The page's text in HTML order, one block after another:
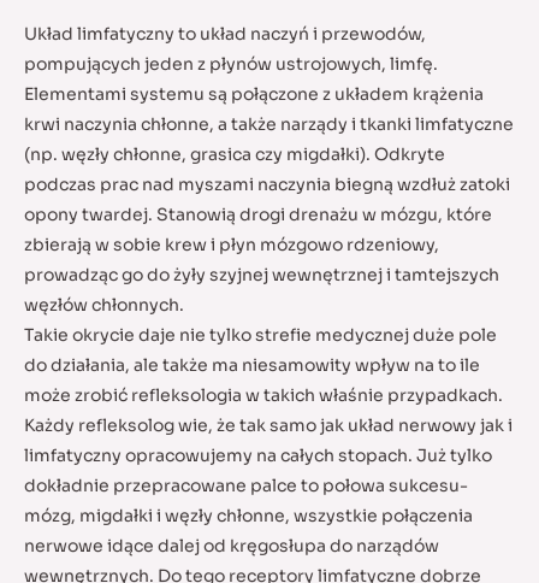
Układ limfatyczny to układ naczyń i przewodów,
pompujących jeden z płynów ustrojowych, limfę.
Elementami systemu są połączone z układem krążenia
krwi naczynia chłonne, a także narządy i tkanki limfatyczne
(np. węzły chłonne, grasica czy migdałki). Odkryte
podczas prac nad myszami naczynia biegną wzdłuż zatoki
opony twardej. Stanowią drogi drenażu w mózgu, które
zbierają w sobie krew i płyn mózgowo rdzeniowy,
prowadząc go do żyły szyjnej wewnętrznej i tamtejszych
węzłów chłonnych.
Takie okrycie daje nie tylko strefie medycznej duże pole
do działania, ale także ma niesamowity wpływ na to ile
może zrobić refleksologia w takich właśnie przypadkach.
Każdy refleksolog wie, że tak samo jak układ nerwowy jak i
limfatyczny opracowujemy na całych stopach. Już tylko
dokładnie przepracowane palce to połowa sukcesu-
mózg, migdałki i węzły chłonne, wszystkie połączenia
nerwowe idące dalej od kręgosłupa do narządów
wewnętrznych. Do tego receptory limfatyczne dobrze